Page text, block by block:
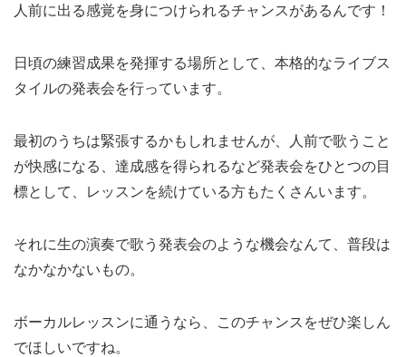
人前に出る感覚を身につけられるチャンスがあるんです！
日頃の練習成果を発揮する場所として、本格的なライブス
タイルの発表会を行っています。
最初のうちは緊張するかもしれませんが、人前で歌うこと
が快感になる、達成感を得られるなど発表会をひとつの目
標として、レッスンを続けている方もたくさんいます。
それに生の演奏で歌う発表会のような機会なんて、普段は
なかなかないもの。
ボーカルレッスンに通うなら、このチャンスをぜひ楽しん
でほしいですね。